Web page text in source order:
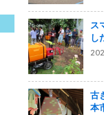
ス
し
古
本